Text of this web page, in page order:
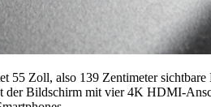
55 Zoll, also 139 Zentimeter
der Bildschirm mit vier 4K HDMI-